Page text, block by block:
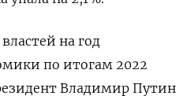
на год
по итогам 2022
Владимир Путин